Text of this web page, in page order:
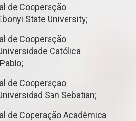
de Cooperação
State University;
de Cooperação
Católica
de Cooperaçao
San Sebatian;
de Coperação Acadêmica